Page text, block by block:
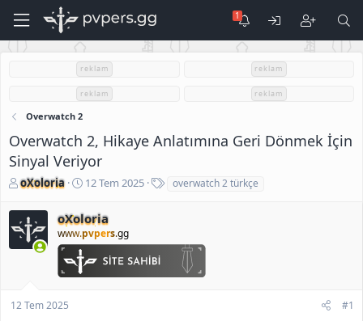
reklam reklam
reklam reklam
Overwatch 2
Overwatch 2, Hikaye Anlatımına Geri Dönmek İçin
Sinyal Veriyor
K
n
u
S
b
i
oXoloria
B
l
a
n
g
12 Tem 2025 overwatch 2 türkçe
oXoloria
www.pvpers.gg
12 Tem 2025 #1